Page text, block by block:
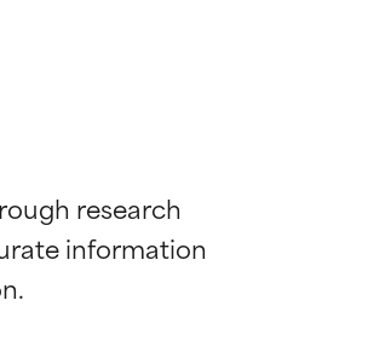
research
information